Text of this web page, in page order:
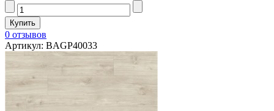
0 отзывов
Артикул: BAGP40033